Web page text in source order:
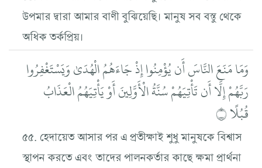
উপমার দ্বারা আমার বাণী বুঝিয়েছি। মানুষ সব বস্তু থেকে
অধিক তর্কপ্রিয়।
وَمَا مَنَعَ النَّاسَ أَن يُؤْمِنُوا إِذْ جَاءَهُمُ الْهُدَىٰ وَيَسْتَغْفِرُوا
رَبَّهُمْ إِلَّا أَن تَأْتِيَهُمْ سُنَّةُ الْأَوَّلِينَ أَوْ يَأْتِيَهُمُ الْعَذَابُ
قُبُلًا ۝
৫৫. হেদায়েত আসার পর এ প্রতীক্ষাই শুধু মানুষকে বিশ্বাস
স্থাপন করতে এবং তাদের পালনকর্তার কাছে ক্ষমা প্রার্থনা